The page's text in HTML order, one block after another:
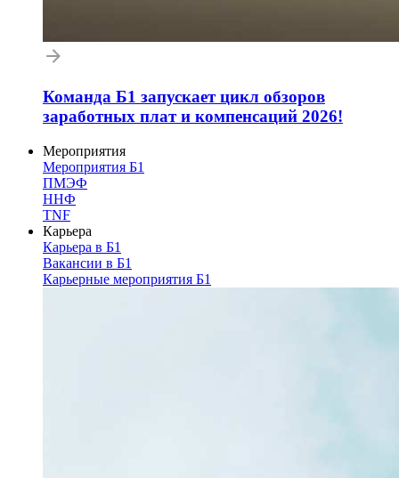
Команда Б1 запускает цикл обзоров
заработных плат и компенсаций 2026!
Мероприятия
Мероприятия Б1
ПМЭФ
ННФ
TNF
Карьера
Карьера в Б1
Вакансии в Б1
Карьерные мероприятия Б1